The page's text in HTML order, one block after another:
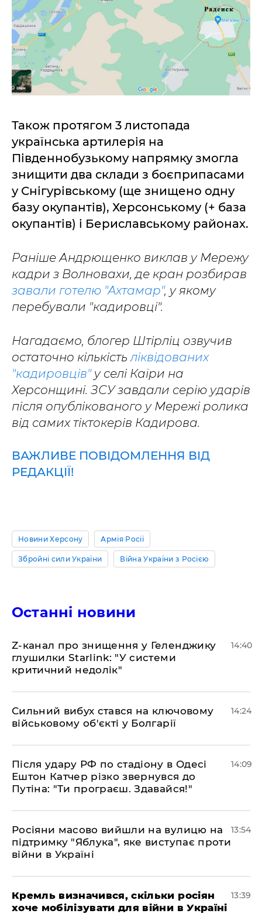
Також протягом 3 листопада
українська артилерія на
Південнобузькому напрямку змогла
знищити два склади з боєприпасами
у Снігурівському (ще знищено одну
базу окупантів), Херсонському (+ база
окупантів) і Бериславському районах.
Раніше Андрющенко виклав у Мережу
кадри з Волновахи, де кран розбирав
завали готелю "Ахтамар", у якому
перебували "кадировці".
Нагадаємо, блогер Штірліц озвучив
остаточно кількість ліквідованих
"кадировців"у селі Каїри на
Херсонщині. ЗСУ завдали серію ударів
після опублікованого у Мережі ролика
від самих тіктокерів Кадирова.
ВАЖЛИВЕ ПОВІДОМЛЕННЯ ВІД
РЕДАКЦІЇ!
Новини Херсону Армія Росії
Збройні сили України Війна України з Росією
Останні новини
Z-канал про знищення у Геленджику
глушилки Starlink: "У системи
критичний недолік"
14:40
Сильний вибух стався на ключовому
військовому об'єкті у Болгарії
14:24
Після удару РФ по стадіону в Одесі
Ештон Катчер різко звернувся до
Путіна: "Ти програєш. Здавайся!"
14:09
Росіяни масово вийшли на вулицю на
підтримку "Яблука", яке виступає проти
війни в Україні
13:54
Кремль визначився, скільки росіян
хоче мобілізувати для війни в Україні
13:39